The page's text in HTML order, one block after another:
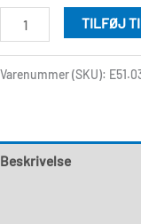
TILFØJ
Varenummer (SKU):
Beskrivelse